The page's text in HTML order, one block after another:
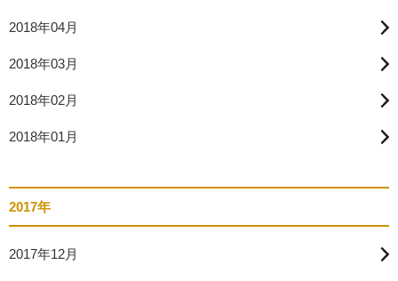
2018年04月
2018年03月
2018年02月
2018年01月
2017年
2017年12月